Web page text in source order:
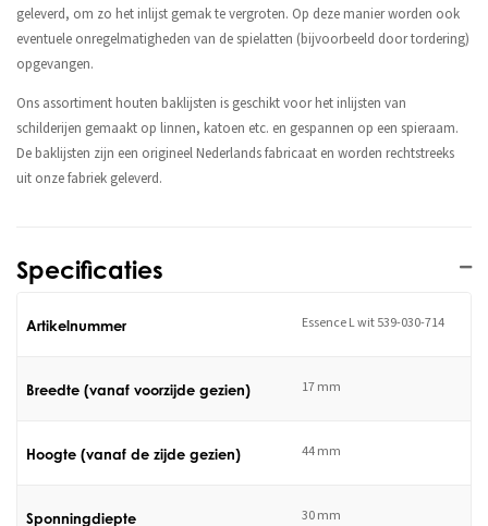
geleverd, om zo het inlijst gemak te vergroten. Op deze manier worden ook
eventuele onregelmatigheden van de spielatten (bijvoorbeeld door tordering)
opgevangen.
Ons assortiment houten baklijsten is geschikt voor het inlijsten van
schilderijen gemaakt op linnen, katoen etc. en gespannen op een spieraam.
De baklijsten zijn een origineel Nederlands fabricaat en worden rechtstreeks
uit onze fabriek geleverd.
Specificaties
Artikelnummer Essence L wit 539-030-714
Breedte (vanaf voorzijde gezien) 17 mm
Hoogte (vanaf de zijde gezien) 44 mm
Sponningdiepte 30 mm